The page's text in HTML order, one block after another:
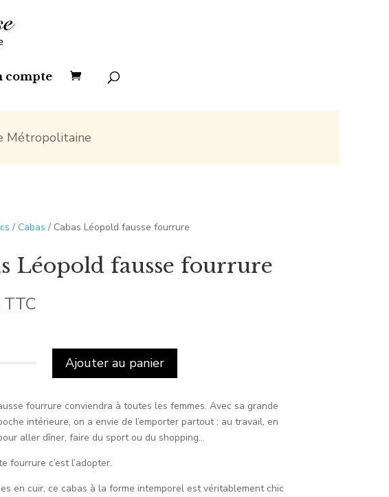
compte
Métropolitaine
/ Cabas / Cabas Léopold fausse fourrure
Léopold fausse fourrure
TTC
Ajouter au panier
fourrure conviendra à toutes les femmes. Avec sa grande
intérieure, on a envie de l’emporter partout : au travail, en
aller dîner, faire du sport ou du shopping…
fourrure c’est l’adopter.
en cuir, ce cabas à la forme intemporel est véritablement chic